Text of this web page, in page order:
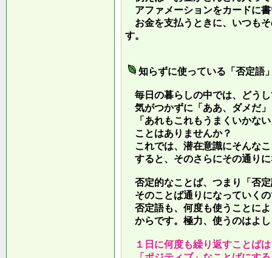
アファメーションをカードに
お金を支払うときに、いつも
す。
知らずに使っている「否定語
毎日の暮らしの中では、どう
気がつかずに「ああ、ダメだ
「あれもこれもうまくいかな
ことはありませんか？
これでは、潜在意識にそんな
すると、そのさらにその通り
否定的なことば、つまり「否
そのことば通りになっていく
否定語も、何度も使うことに
からです。極力、使うのはよ
１日に何度も繰り返すことば